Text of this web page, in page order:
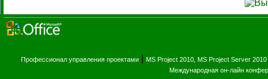
Профессионал управления проектами MS Project 2010, MS Project Server 2010
Международная он-лайн